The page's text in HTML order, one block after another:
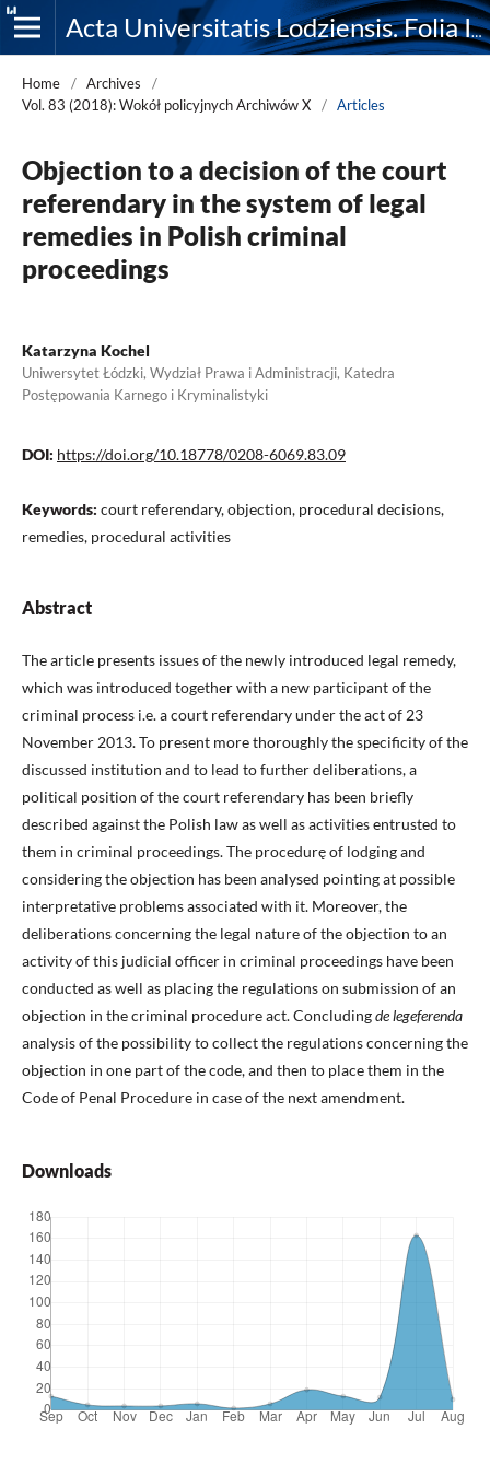
Acta Universitatis Lodziensis. Folia Iuridica
Home / Archives
/
Vol. 83 (2018): Wokół policyjnych Archiwów X
/ Articles
Objection to a decision of the court
referendary in the system of legal
remedies in Polish criminal
proceedings
Katarzyna Kochel
Uniwersytet Łódzki, Wydział Prawa i Administracji, Katedra
Postępowania Karnego i Kryminalistyki
DOI: https://doi.org/10.18778/0208-6069.83.09
Keywords: court referendary, objection, procedural decisions,
remedies, procedural activities
Abstract
The article presents issues of the newly introduced legal remedy,
which was introduced together with a new participant of the
criminal process i.e. a court referendary under the act of 23
November 2013. To present more thoroughly the specificity of the
discussed institution and to lead to further deliberations, a
political position of the court referendary has been briefly
described against the Polish law as well as activities entrusted to
them in criminal proceedings. The procedurę of lodging and
considering the objection has been analysed pointing at possible
interpretative problems associated with it. Moreover, the
deliberations concerning the legal nature of the objection to an
activity of this judicial officer in criminal proceedings have been
conducted as well as placing the regulations on submission of an
objection in the criminal procedure act. Concludingde legeferenda
analysis of the possibility to collect the regulations concerning the
objection in one part of the code, and then to place them in the
Code of Penal Procedure in case of the next amendment.
Downloads